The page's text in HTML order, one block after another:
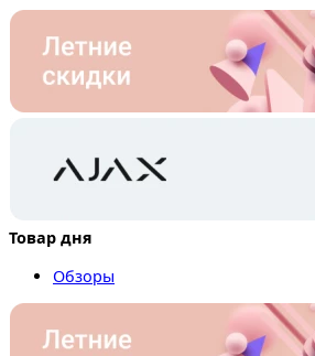
Товар дня
Обзоры